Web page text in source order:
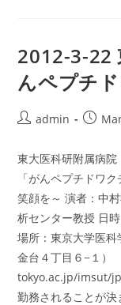
2012-3-22
んペプチ
Postadmin
Post
東大医科研附属病
「がんペプチドワ
笑顔を～ 演者：中
析センター教授 日
場所：東京大学医
金台４丁目６−
tokyo.ac.jp/imsut/
勤務されることが